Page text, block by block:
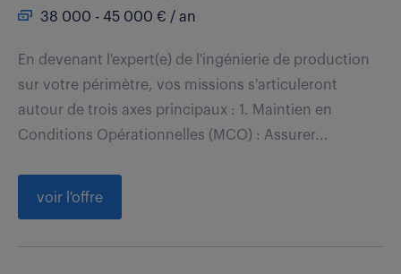
38 000 - 45 000 € / an
En devenant l'expert(e) de l'ingénierie de production
sur votre périmètre, vos missions s'articuleront
autour de trois axes principaux : 1. Maintien en
Conditions Opérationnelles (MCO) : Assurer...
voir l'offre